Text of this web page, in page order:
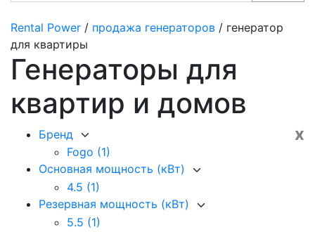
Rental Power / продажа генераторов / генератор
для квартиры
Генераторы для
квартир и домов
x
Бренд
Fogo (1)
Основная мощность (кВт)
4.5 (1)
Резервная мощность (кВт)
5.5 (1)